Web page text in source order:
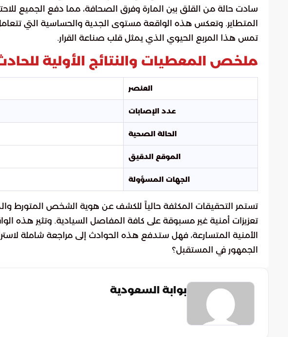
سادت حالة من القلق بين المارة وفرق الصحافة، مما دفع الجميع
المتطاير. وتعكس هذه الواقعة مستوى الجدية والحساسية التي
تمس هذا المربع الحيوي الذي يمثل قلب صناعة القرار.
ملخص المعطيات والنتائج الأولية
العنصر
عدد الإصابات
الحالة الصحية
الموقع الدقيق
الجهات المسؤولة
تستمر التحقيقات المكثفة حالياً للكشف عن هوية الشخص المتورط
تعزيزات أمنية غير مسبوقة على كافة المفاصل السيادية. وتثير هذه
الأمنية المتسارعة، فهل ستدفع هذه الحوادث إلى مراجعة شاملة
الجمهور في المستقبل؟
بوابة السعودية